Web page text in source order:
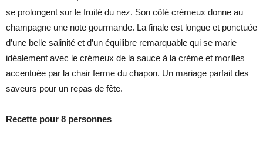
se prolongent sur le fruité du nez. Son côté crémeux donne au
champagne une note gourmande. La finale est longue et ponctuée
d’une belle salinité et d’un équilibre remarquable qui se marie
idéalement avec le crémeux de la sauce à la crème et morilles
accentuée par la chair ferme du chapon. Un mariage parfait des
saveurs pour un repas de fête.
Recette pour 8 personnes